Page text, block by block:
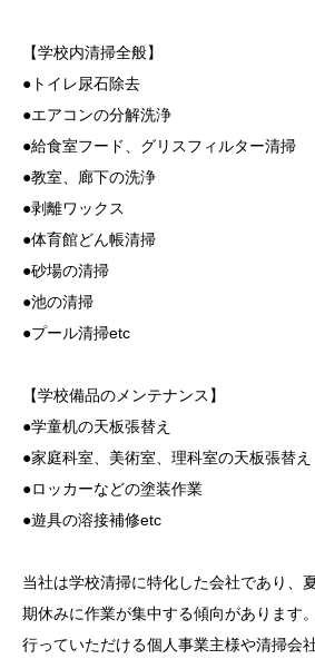
【学校内清掃全般】
●トイレ尿石除去
●エアコンの分解洗浄
●給食室フード、グリスフィルター清掃
●教室、廊下の洗浄
●剥離ワックス
●体育館どん帳清掃
●砂場の清掃
●池の清掃
●プール清掃etc
【学校備品のメンテナンス】
●学童机の天板張替え
●家庭科室、美術室、理科室の天板張替え
●ロッカーなどの塗装作業
●遊具の溶接補修etc
当社は学校清掃に特化した会社であり、
期休みに作業が集中する傾向があります
行っていただける個人事業主様や清掃会